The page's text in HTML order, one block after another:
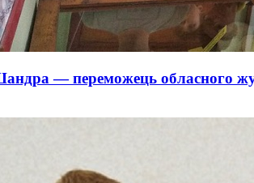
— переможець обласного